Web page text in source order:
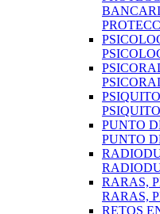
PUNTO
PUNTO
RARAS,
RARAS,
RETOS